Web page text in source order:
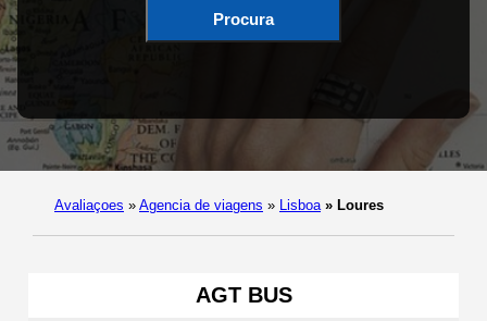
Procura
Avaliaçoes » Agencia de viagens » Lisboa » Loures
AGT BUS